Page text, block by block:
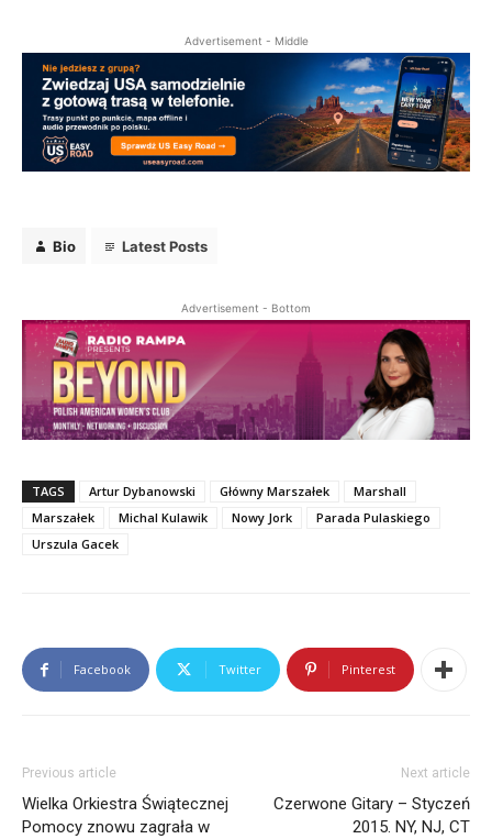
Advertisement - Middle
Bio Latest Posts
Advertisement - Bottom
TAGS Artur Dybanowski Główny Marszałek
Marshall
Marszałek
Michal Kulawik Nowy Jork
Parada Pulaskiego
Urszula Gacek
Facebook Twitter Pinterest
Previous article
Wielka Orkiestra Świątecznej
Pomocy znowu zagrała w
Next article
Czerwone Gitary – Styczeń
2015. NY, NJ, CT